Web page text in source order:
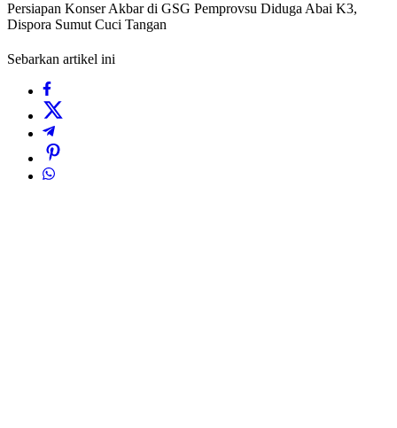
Persiapan Konser Akbar di GSG Pemprovsu Diduga Abai K3,
Dispora Sumut Cuci Tangan
Sebarkan artikel ini